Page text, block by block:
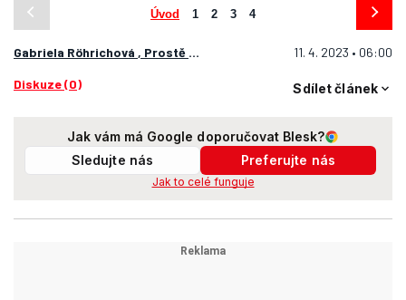
Úvod 1 2 3 4
Gabriela Röhrichová , Prostě fenomén 11. 4. 2023 • 06:00
Diskuze (0) Sdílet článek
Jak vám má Google doporučovat Blesk?
Sledujte nás
Preferujte nás
Jak to celé funguje